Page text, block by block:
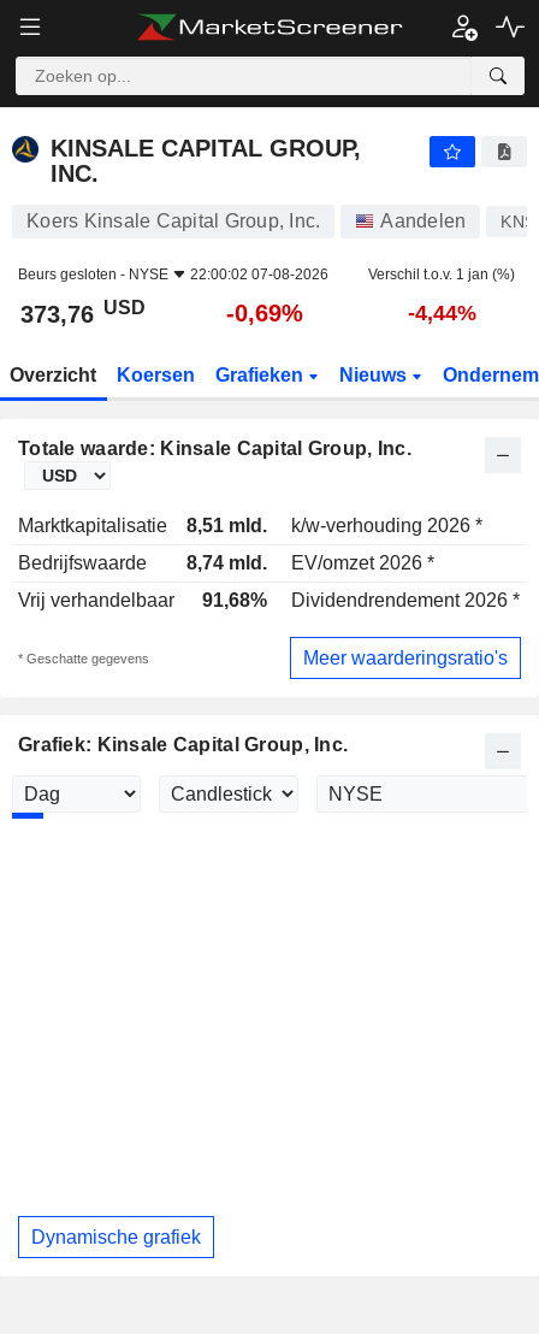
KINSALE CAPITAL GROUP,
INC.
Koers Kinsale Capital Group, Inc. Aandelen
Beurs gesloten - NYSE 22:00:02 07-08-2026 Verschil t.o.v. 1 jan (%)
373,76 USD -0,69% -4,44%
Overzicht Koersen Grafieken Nieuws
Totale waarde: Kinsale Capital Group, Inc.
Marktkapitalisatie 8,51 mld. k/w-verhouding 2026 *
Bedrijfswaarde
8,74 mld. EV/omzet 2026 *
Vrij verhandelbaar
91,68% Dividendrendement 2026 *
* Geschatte gegevens Meer waarderingsratio's
Grafiek: Kinsale Capital Group, Inc.
Dynamische grafiek